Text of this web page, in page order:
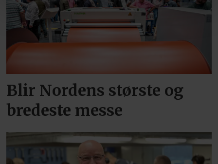
Blir Nordens største og
bredeste messe